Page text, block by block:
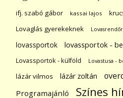
ifj. szabó gábor kassai lajos
Lovaglás gyerekeknek
lovassportok lovassportok -
Lovassportok - külföld Lovastusa -
lázár vilmos lázár zoltán
Programajánló Színes